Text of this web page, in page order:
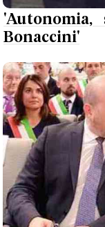
Bonaccini'